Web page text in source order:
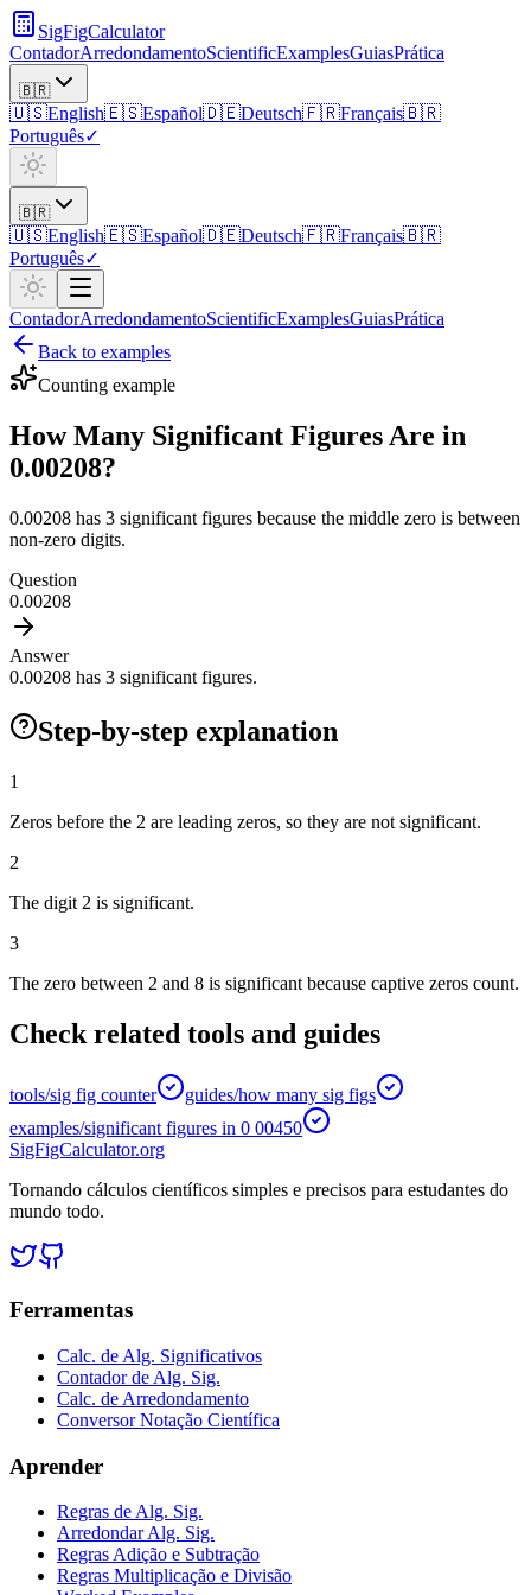
SigFigCalculator
ContadorArredondamentoScientificExamplesGuiasPrática
🇧🇷
🇺🇸English🇪🇸Español🇩🇪Deutsch🇫🇷Français🇧🇷
Português✓
🇧🇷
🇺🇸English🇪🇸Español🇩🇪Deutsch🇫🇷Français🇧🇷
Português✓
ContadorArredondamentoScientificExamplesGuiasPrática
Back to examples
Counting example
How Many Significant Figures Are in
0.00208?
0.00208 has 3 significant figures because the middle zero is between
non-zero digits.
Question
0.00208
Answer
0.00208 has 3 significant figures.
Step-by-step explanation
1
Zeros before the 2 are leading zeros, so they are not significant.
2
The digit 2 is significant.
3
The zero between 2 and 8 is significant because captive zeros count.
Check related tools and guides
tools/sig fig counter
guides/how many sig figs
examples/significant figures in 0 00450
SigFigCalculator.org
Tornando cálculos científicos simples e precisos para estudantes do
mundo todo.
Ferramentas
Calc. de Alg. Significativos
Contador de Alg. Sig.
Calc. de Arredondamento
Conversor Notação Científica
Aprender
Regras de Alg. Sig.
Arredondar Alg. Sig.
Regras Adição e Subtração
Regras Multiplicação e Divisão